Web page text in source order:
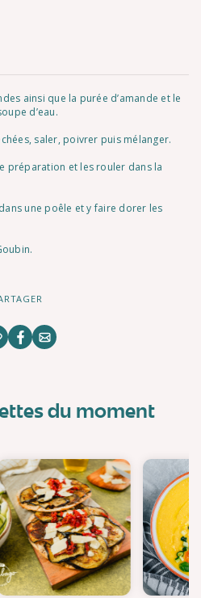
ainsi que la purée d’amande et le
d’eau.
saler, poivrer puis mélanger.
préparation et les rouler dans la
une poêle et y faire dorer les
du moment